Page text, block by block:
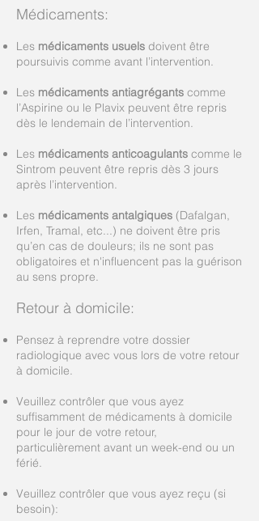
Médicaments:
Les médicaments usuels doivent être
poursuivis comme avant l’intervention.
Les médicaments antiagrégants comme
l’Aspirine ou le Plavix peuvent être repris
dès le lendemain de l’intervention.
Les médicaments anticoagulants comme le
Sintrom peuvent être repris dès 3 jours
après l’intervention.
Les médicaments antalgiques (Dafalgan,
Irfen, Tramal, etc...) ne doivent être pris
qu’en cas de douleurs; ils ne sont pas
obligatoires et n'influencent pas la guérison
au sens propre.
Retour à domicile:
Pensez à reprendre votre dossier
radiologique avec vous lors de votre retour
à domicile.
Veuillez contrôler que vous ayez
suffisamment de médicaments à domicile
pour le jour de votre retour,
particulièrement avant un week-end ou un
férié.
Veuillez contrôler que vous ayez reçu (si
besoin):